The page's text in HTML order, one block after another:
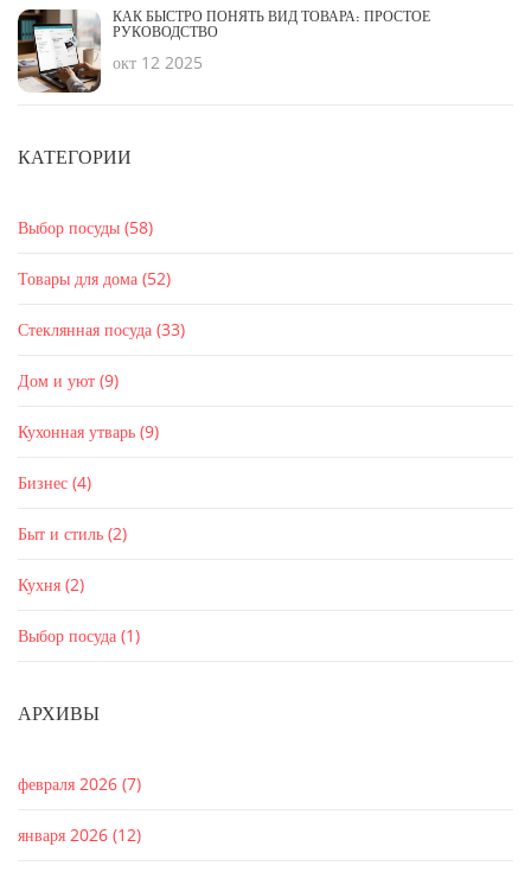
КАК БЫСТРО ПОНЯТЬ ВИД ТОВАРА: ПРОСТОЕ
РУКОВОДСТВО
окт 12 2025
КАТЕГОРИИ
Выбор посуды (58)
Товары для дома (52)
Стеклянная посуда (33)
Дом и уют (9)
Кухонная утварь (9)
Бизнес (4)
Быт и стиль (2)
Кухня (2)
Выбор посуда (1)
АРХИВЫ
февраля 2026 (7)
января 2026 (12)